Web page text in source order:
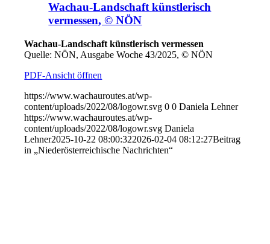
Wachau-Landschaft künstlerisch
vermessen, © NÖN
Wachau-Landschaft künstlerisch vermessen
Quelle: NÖN, Ausgabe Woche 43/2025, © NÖN
PDF-Ansicht öffnen
https://www.wachauroutes.at/wp-
content/uploads/2022/08/logowr.svg 0 0 Daniela Lehner
https://www.wachauroutes.at/wp-
content/uploads/2022/08/logowr.svg Daniela
Lehner2025-10-22 08:00:322026-02-04 08:12:27Beitrag
in „Niederösterreichische Nachrichten“